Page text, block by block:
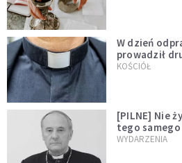
W dzień
prowadził
kazał mu
KOŚCIÓŁ
[PILNE] Nie
tego
sprawował
WYDARZENIA